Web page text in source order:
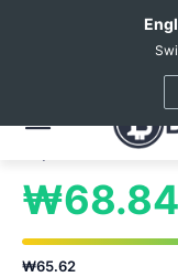
가상화
₩68.84
₩65.62